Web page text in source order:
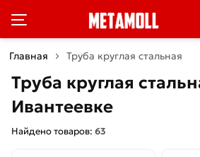
Главная Труба круглая стальная
Труба круглая
Ивантеевке
Найдено товаров: 63
Фильтры
×
скидкой